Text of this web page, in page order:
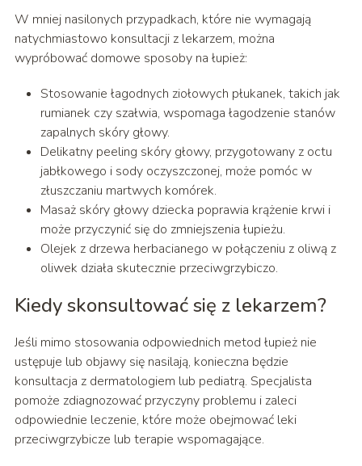
W mniej nasilonych przypadkach, które nie wymagają
natychmiastowo konsultacji z lekarzem, można
wypróbować domowe sposoby na łupież:
Stosowanie łagodnych ziołowych płukanek, takich jak
rumianek czy szałwia, wspomaga łagodzenie stanów
zapalnych skóry głowy.
Delikatny peeling skóry głowy, przygotowany z octu
jabłkowego i sody oczyszczonej, może pomóc w
złuszczaniu martwych komórek.
Masaż skóry głowy dziecka poprawia krążenie krwi i
może przyczynić się do zmniejszenia łupieżu.
Olejek z drzewa herbacianego w połączeniu z oliwą z
oliwek działa skutecznie przeciwgrzybiczo.
Kiedy skonsultować się z lekarzem?
Jeśli mimo stosowania odpowiednich metod łupież nie
ustępuje lub objawy się nasilają, konieczna będzie
konsultacja z dermatologiem lub pediatrą. Specjalista
pomoże zdiagnozować przyczyny problemu i zaleci
odpowiednie leczenie, które może obejmować leki
przeciwgrzybicze lub terapie wspomagające.